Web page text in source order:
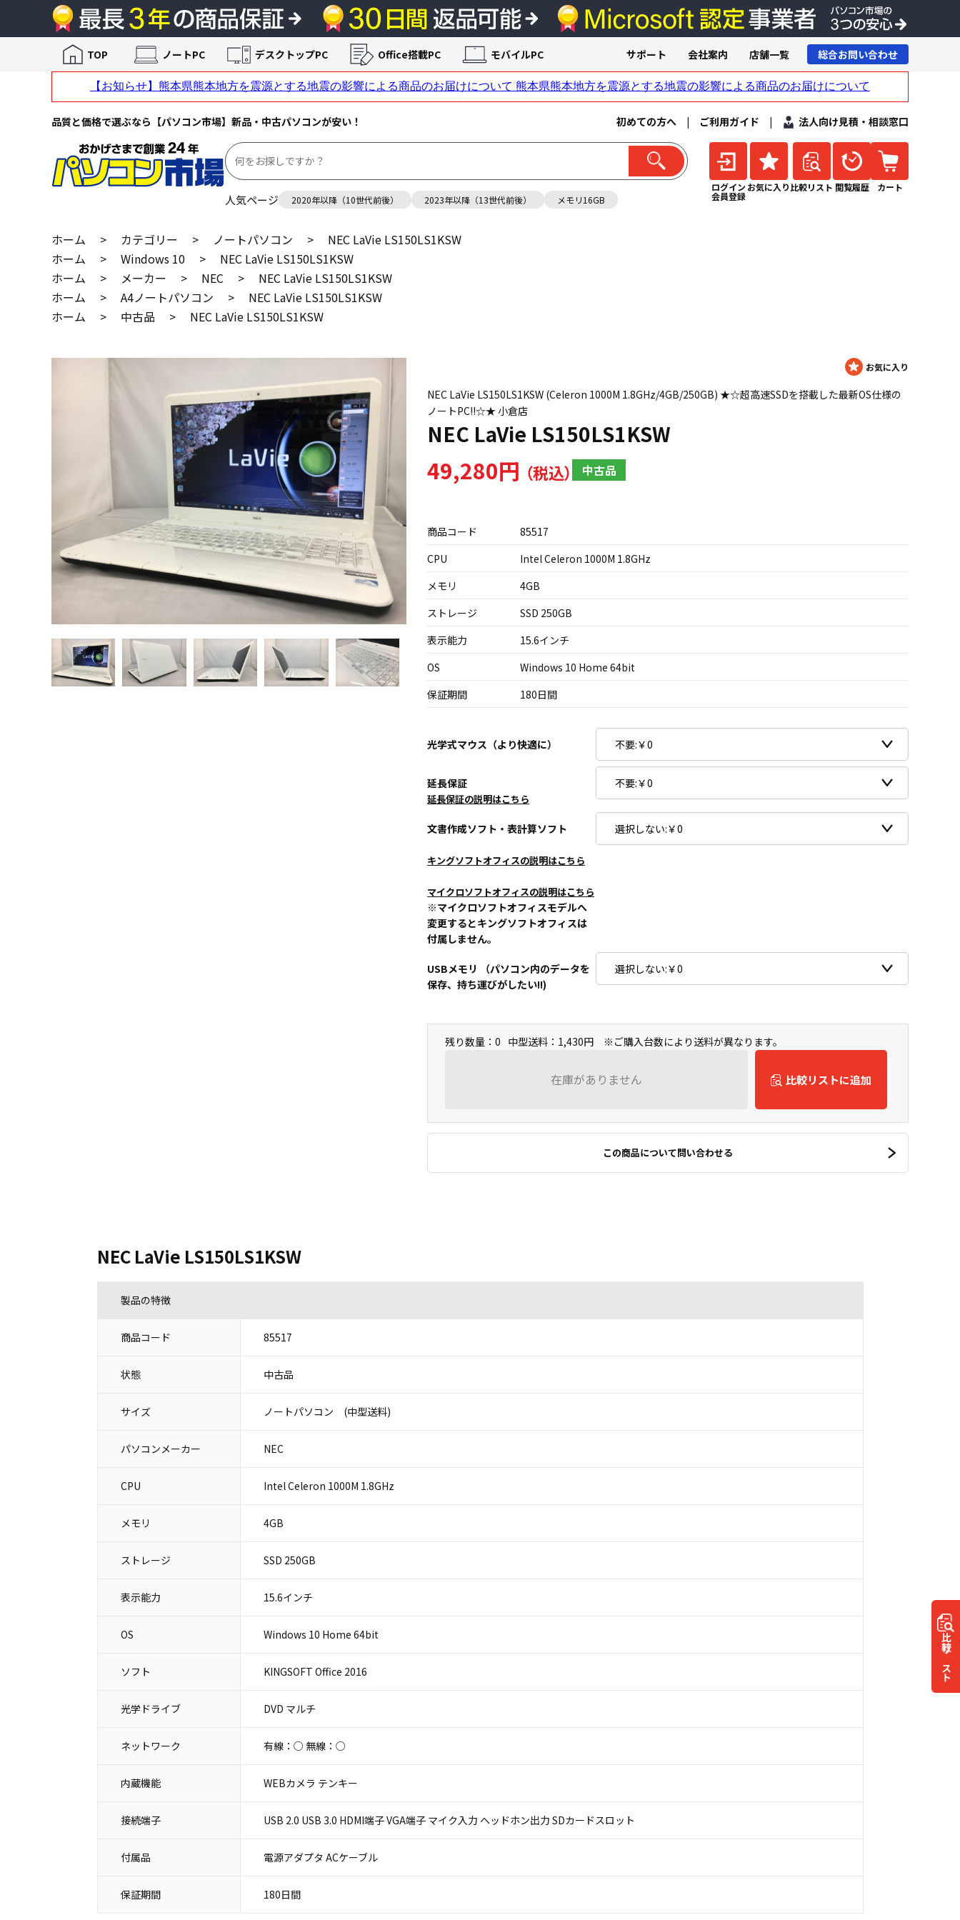
品質と価格で選ぶなら【パソコン市場】新品・中古パソコンが安い！ 初めての方へ | ご利用ガイド | 法人向け見積・相談窓口
人気ページ 2020年以降（10世代前後） 2023年以降（13世代前後） メモリ16GB
ログイン
会員登録
お気に入り 比較リスト 閲覧履歴 カート
TOP ノートPC デスクトップPC Office搭載PC モバイルPC サポート 会社案内 店舗一覧 総合お問い合わせ
ホーム > カテゴリー > ノートパソコン >
NEC LaVie LS150LS1KSW
ホーム
> Windows 10 >
NEC LaVie LS150LS1KSW
ホーム
> メーカー > NEC >
NEC LaVie LS150LS1KSW
ホーム
> A4ノートパソコン >
NEC LaVie LS150LS1KSW
ホーム
> 中古品 > NEC LaVie LS150LS1KSW
NEC LaVie LS150LS1KSW (Celeron 1000M 1.8GHz/4GB/250GB) ★☆超高速SSDを搭載した最新OS仕様の
ノートPC!!☆★ 小倉店
NEC LaVie LS150LS1KSW
49,280円 中古品
商品コード
85517
CPU
Intel Celeron 1000M 1.8GHz
メモリ
4GB
ストレージ
SSD 250GB
表示能力
15.6インチ
OS
Windows 10 Home 64bit
保証期間
180日間
光学式マウス（より快適に）
延長保証
延長保証の説明はこちら
文書作成ソフト・表計算ソフト
キングソフトオフィスの説明はこちら
マイクロソフトオフィスの説明はこちら
※マイクロソフトオフィスモデルへ
変更するとキングソフトオフィスは
付属しません。
USBメモリ （パソコン内のデータを
保存、持ち運びがしたい!!)
残り数量：0 中型送料：1,430円 ※ご購入台数により送料が異なります。
在庫がありません 比較リストに追加
この商品について問い合わせる
比較
リスト
NEC LaVie LS150LS1KSW
製品の特徴
商品コード 85517
状態 中古品
サイズ ノートパソコン (中型送料)
パソコンメーカー NEC
CPU Intel Celeron 1000M 1.8GHz
メモリ 4GB
ストレージ SSD 250GB
表示能力 15.6インチ
OS Windows 10 Home 64bit
ソフト KINGSOFT Office 2016
光学ドライブ DVD マルチ
ネットワーク 有線：○ 無線：○
内蔵機能 WEBカメラ テンキー
接続端子 USB 2.0 USB 3.0 HDMI端子 VGA端子 マイク入力 ヘッドホン出力 SDカードスロット
付属品 電源アダプタ ACケーブル
保証期間 180日間